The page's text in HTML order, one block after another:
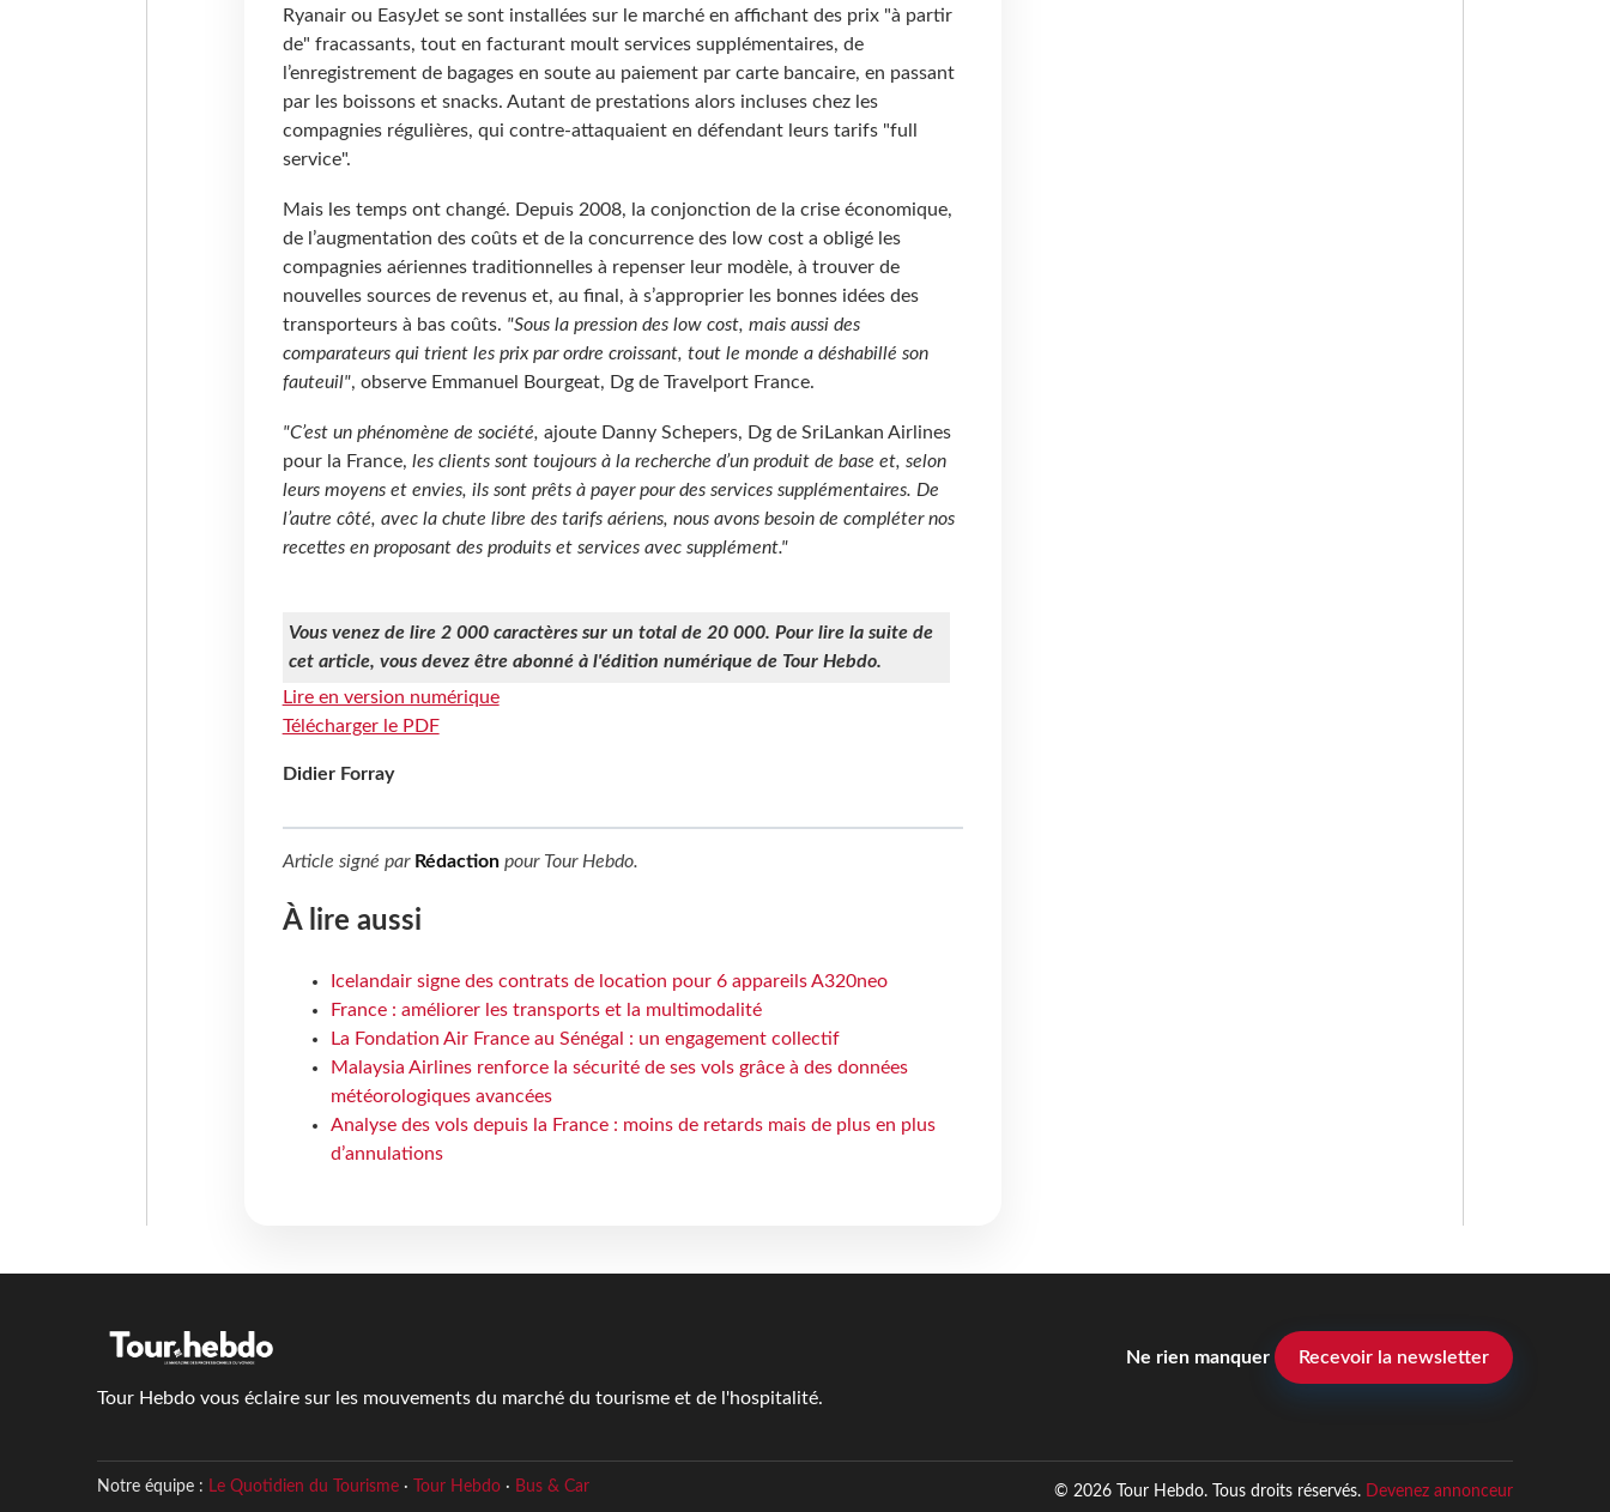
Ryanair ou EasyJet se sont installées sur le marché en affichant des prix "à partir
de" fracassants, tout en facturant moult services supplémentaires, de
l’enregistrement de bagages en soute au paiement par carte bancaire, en passant
par les boissons et snacks. Autant de prestations alors incluses chez les
compagnies régulières, qui contre-attaquaient en défendant leurs tarifs "full
service".
Mais les temps ont changé. Depuis 2008, la conjonction de la crise économique,
de l’augmentation des coûts et de la concurrence des low cost a obligé les
compagnies aériennes traditionnelles à repenser leur modèle, à trouver de
nouvelles sources de revenus et, au final, à s’approprier les bonnes idées des
transporteurs à bas coûts. "Sous la pression des low cost, mais aussi des
comparateurs qui trient les prix par ordre croissant, tout le monde a déshabillé son
fauteuil", observe Emmanuel Bourgeat, Dg de Travelport France.
"C’est un phénomène de société, ajoute Danny Schepers, Dg de SriLankan Airlines
pour la France, les clients sont toujours à la recherche d’un produit de base et, selon
leurs moyens et envies, ils sont prêts à payer pour des services supplémentaires. De
l’autre côté, avec la chute libre des tarifs aériens, nous avons besoin de compléter nos
recettes en proposant des produits et services avec supplément."
Vous venez de lire 2 000 caractères sur un total de 20 000. Pour lire la suite de
cet article, vous devez être abonné à l'édition numérique de Tour Hebdo.
Lire en version numérique
Télécharger le PDF
Didier Forray
Article signé par Rédactionpour Tour Hebdo.
À lire aussi
Icelandair signe des contrats de location pour 6 appareils A320neo
France : améliorer les transports et la multimodalité
La Fondation Air France au Sénégal : un engagement collectif
Malaysia Airlines renforce la sécurité de ses vols grâce à des données
météorologiques avancées
Analyse des vols depuis la France : moins de retards mais de plus en plus
d’annulations
Tour Hebdo vous éclaire sur les mouvements du marché du tourisme et de l'hospitalité.
Ne rien manquer Recevoir la newsletter
Notre équipe : Le Quotidien du Tourisme· Tour Hebdo· Bus & Car © 2026 Tour Hebdo. Tous droits réservés. Devenez annonceur